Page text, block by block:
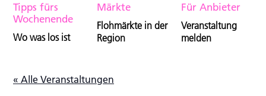
Tipps fürs
Wochenende
Wo was los ist
Märkte
Flohmärkte in der
Region
Für Anbieter
Veranstaltung
melden
« Alle Veranstaltungen